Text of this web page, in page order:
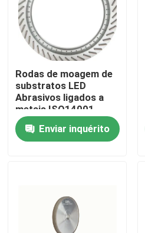
Para casa
Produtos
Vídeos
Visita à fábrica
Rodas de moagem de
substratos LED
Abrasivos ligados a
metais ISO14001
Enviar inquérito